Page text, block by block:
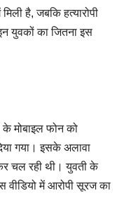
है, जबकि हत्यारोपी
युवकों का जितना इस
मोबाइल फोन को
गया। इसके अलावा
चल रही थी। युवती के
वीडियो में आरोपी सूरज का